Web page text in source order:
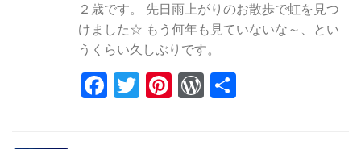
２歳です。 先日雨上がりのお散歩で虹を見つ
けました☆ もう何年も見ていないな～、とい
うくらい久しぶりです。
Facebook
Twitter
Pinterest
WordPress